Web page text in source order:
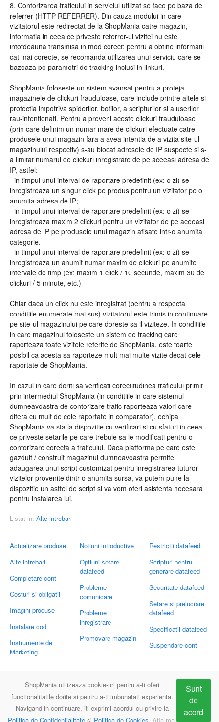
Actualizare produse
Alte intrebari
Completare cont
Costuri si obligatii
Imagini produse
Instalare cod
Instrumente de
Marketing
Notiuni introductive
Optiuni setare
datafeed
Probleme
comunicare
Probleme
inregistrare
Promovare magazin
Restrictii datafeed
Scripturi pentru
generare datafeed
Securitate datafeed
Setare si prelucrare
datafeed
Specificatii datafeed
Suspendare cont
8. Contorizarea traficului in serviciul utilizat se face pe baza de
referrer (HTTP REFERRER). Din cauza modului in care
vizitatorul este redirectat de la ShopMania catre magazin,
informatia in ceea ce priveste referrer-ul vizitei nu este
intotdeauna transmisa in mod corect; pentru a obtine informatii
cat mai corecte, se recomanda utilizarea unui serviciu care se
bazeaza pe parametri de tracking inclusi in linkuri.
ShopMania foloseste un sistem avansat pentru a proteja
magazinele de clickuri frauduloase, care include printre altele si
protectia impotriva spiderilor, botilor, a scripturilor si a userilor
rau-intentionati. Pentru a preveni aceste clickuri frauduloase
(prin care definim un numar mare de clickuri efectuate catre
produsele unui magazin fara a avea intentia de a vizita site-ul
magazinului respectiv) s-au blocat adresele de IP suspecte si s-
a limitat numarul de clickuri inregistrate de pe aceeasi adresa de
IP, astfel:
- in timpul unui interval de raportare predefinit (ex: o zi) se
inregistreaza un singur click pe produs pentru un vizitator pe o
anumita adresa de IP;
- in timpul unui interval de raportare predefinit (ex: o zi) se
inregistreaza maxim 2 clickuri pentru un vizitator de pe aceeasi
adresa de IP pe produsele unui magazin afisate intr-o anumita
categorie.
- in timpul unui interval de raportare predefinit (ex: o zi) se
inregistreaza un anumit numar maxim de clickuri pe anumite
intervale de timp (ex: maxim 1 click / 10 secunde, maxim 30 de
clickuri / 5 minute, etc.)
Chiar daca un click nu este inregistrat (pentru a respecta
conditiile enumerate mai sus) vizitatorul este trimis in continuare
pe site-ul magazinului pe care doreste sa il viziteze. In conditiile
in care magazinul foloseste un sistem de tracking care
raporteaza toate vizitele referite de ShopMania, este foarte
posibil ca acesta sa raporteze mult mai multe vizite decat cele
raportate de ShopMania.
In cazul in care doriti sa verificati corectitudinea traficului primit
prin intermediul ShopMania (in conditiile in care sistemul
dumneavoastra de contorizare trafic raporteaza valori care
difera cu mult de cele raportate in comparator), echipa
ShopMania va sta la dispozitie cu verificari si cu sfaturi in ceea
ce priveste setarile pe care trebuie sa le modificati pentru o
contorizare corecta a traficului. Daca platforma pe care este
gazduit / construit magazinul dumneavoastra permite
adaugarea unui script customizat pentru inregistrarea tuturor
vizitelor provenite dintr-o anumita sursa, va putem pune la
dispozitie un astfel de script si va vom oferi asistenta necesara
pentru instalarea lui.
Listat in: Alte intrebari
Email:support@shopmania.ro
ShopMania utilizeaza cookie-uri pentru a-ti oferi
functionalitatile dorite si pentru a-ti imbunatati experienta.
Navigand in continuare, iti exprimi acordul cu privire la
Politica de Confidentialitate si Politica de Cookies. Afla mai
Sunt
de
acord